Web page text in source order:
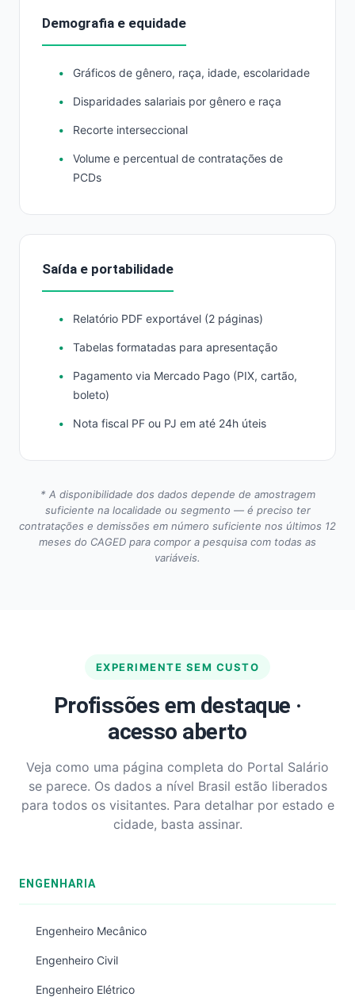
Demografia e equidade
Gráficos de gênero, raça, idade, escolaridade
Disparidades salariais por gênero e raça
Recorte interseccional
Volume e percentual de contratações de
PCDs
Saída e portabilidade
Relatório PDF exportável (2 páginas)
Tabelas formatadas para apresentação
Pagamento via Mercado Pago (PIX, cartão,
boleto)
Nota fiscal PF ou PJ em até 24h úteis
* A disponibilidade dos dados depende de amostragem
suficiente na localidade ou segmento — é preciso ter
contratações e demissões em número suficiente nos últimos 12
meses do CAGED para compor a pesquisa com todas as
variáveis.
EXPERIMENTE SEM CUSTO
Profissões em destaque ·
acesso aberto
Veja como uma página completa do Portal Salário
se parece. Os dados a nível Brasil estão liberados
para todos os visitantes. Para detalhar por estado e
cidade, basta assinar.
ENGENHARIA
Engenheiro Mecânico
Engenheiro Civil
Engenheiro Elétrico